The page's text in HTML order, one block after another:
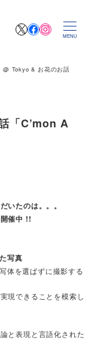
XFacebook
MENU
@ Tokyo & お花のお話
「C’mon A
いたのは。。。
催中 !!
写真
体を選ばずに撮影する
現できることを模索し
と表現と言語化された